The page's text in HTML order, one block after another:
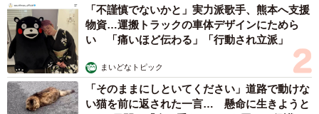
「不謹慎でないかと」実力派歌手、熊本へ支援
物資…運搬トラックの車体デザインにためら
い 「痛いほど伝わる」「行動され立派」
まいどなトピック
「そのままにしといてください」道路で動けな
い猫を前に返された一言… 懸命に生きようと